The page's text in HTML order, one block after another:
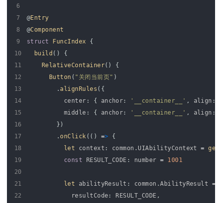
6
7
8
9
10
11
12
13
14
15
16
17
18
19
20
21
22
@Entry
@Component
struct
FuncIndex
{
build ( )
{
RelativeContainer( )
{
Button ( "关闭当前页" )
.alignRules ( {
center : { anchor : '__container__' , align :
middle : { anchor : '__container__' , align :
} )
.onClick ( ( ) =>
{
let context : common . UIAbilityContext =
const
RESULT_CODE : number = 1001
let abilityResult : common .AbilityResult =
resultCode : RESULT_CODE ,